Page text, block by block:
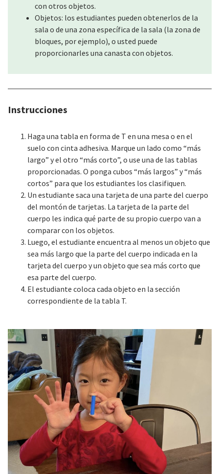
con otros objetos.
Objetos: los estudiantes pueden obtenerlos de la
sala o de una zona específica de la sala (la zona de
bloques, por ejemplo), o usted puede
proporcionarles una canasta con objetos.
Instrucciones
Haga una tabla en forma de T en una mesa o en el
suelo con cinta adhesiva. Marque un lado como “más
largo” y el otro “más corto”, o use una de las tablas
proporcionadas. O ponga cubos “más largos” y “más
cortos” para que los estudiantes los clasifiquen.
Un estudiante saca una tarjeta de una parte del cuerpo
del montón de tarjetas. La tarjeta de la parte del
cuerpo les indica qué parte de su propio cuerpo van a
comparar con los objetos.
Luego, el estudiante encuentra al menos un objeto que
sea más largo que la parte del cuerpo indicada en la
tarjeta del cuerpo y un objeto que sea más corto que
esa parte del cuerpo.
El estudiante coloca cada objeto en la sección
correspondiente de la tabla T.